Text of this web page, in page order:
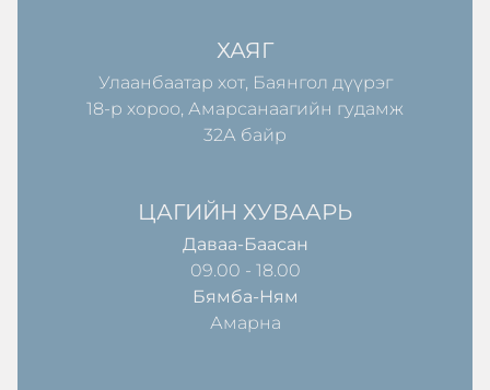
ХАЯГ
Улаанбаатар хот, Баянгол дүүрэг
18-р хороо, Амарсанаагийн гудамж
32А байр
ЦАГИЙН ХУВААРЬ
Даваа-Баасан
09.00 - 18.00
Бямба-Ням
Амарна